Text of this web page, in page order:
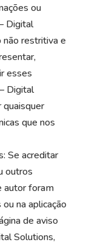
ou
Digital
não restritiva e
esses
Digital
que nos
Se acreditar
outros
autor foram
na aplicação
de aviso
Solutions,